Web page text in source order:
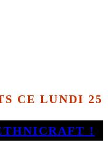
CE LUNDI 25
!